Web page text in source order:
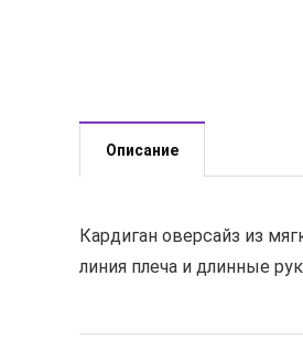
Описание
Кардиган оверсайз из
линия плеча и длинные